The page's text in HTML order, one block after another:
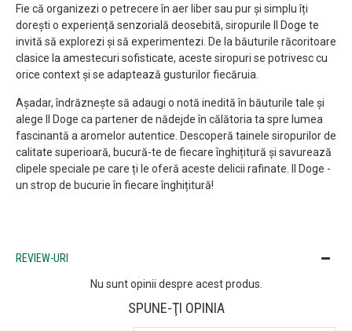
Fie că organizezi o petrecere în aer liber sau pur și simplu îți
dorești o experiență senzorială deosebită, siropurile Il Doge te
invită să explorezi și să experimentezi. De la băuturile răcoritoare
clasice la amestecuri sofisticate, aceste siropuri se potrivesc cu
orice context și se adaptează gusturilor fiecăruia.
Așadar, îndrăznește să adaugi o notă inedită în băuturile tale și
alege Il Doge ca partener de nădejde în călătoria ta spre lumea
fascinantă a aromelor autentice. Descoperă tainele siropurilor de
calitate superioară, bucură-te de fiecare înghițitură și savurează
clipele speciale pe care ți le oferă aceste delicii rafinate. Il Doge -
un strop de bucurie în fiecare înghițitură!
REVIEW-URI
Nu sunt opinii despre acest produs.
SPUNE-ŢI OPINIA